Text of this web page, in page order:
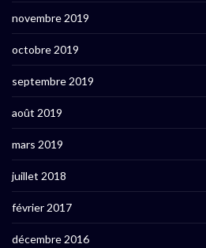
novembre 2019
octobre 2019
septembre 2019
août 2019
mars 2019
juillet 2018
février 2017
décembre 2016